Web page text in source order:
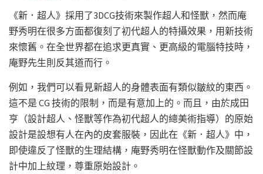
《新．超人》採用了3DCG技術來製作超人和怪獸，然而庵
野秀明在很多方面都復刻了初代超人的特攝效果，用新技術
來懷舊。在全世界都在追求更真實、更高級的電腦特技時，
庵野先生則反其道而行。
例如，我們可以看見新超人的身體表面有類似皺紋的東西。
這不是 CG 技術的限制，而是有意加上的。而且，由於成田
亨 （設計超人、怪獸等作為初代超人的總美術指導）的原始
設計是設想有人在內的皮套服裝，因此在《新．超人》中，
即使違反了怪獸的生理結構，庵野秀明在怪獸動作及關節設
計中加上紋理，尊重原始設計。